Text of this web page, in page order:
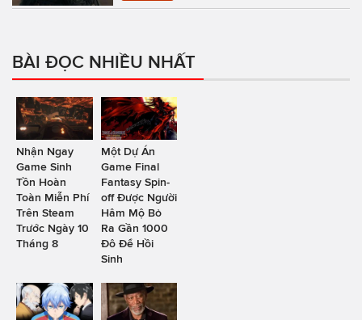
BÀI ĐỌC NHIỀU NHẤT
Nhận Ngay
Game Sinh
Tồn Hoàn
Toàn Miễn Phí
Trên Steam
Trước Ngày 10
Tháng 8
Một Dự Án
Game Final
Fantasy Spin-
off Được Người
Hâm Mộ Bỏ
Ra Gần 1000
Đô Để Hồi
Sinh